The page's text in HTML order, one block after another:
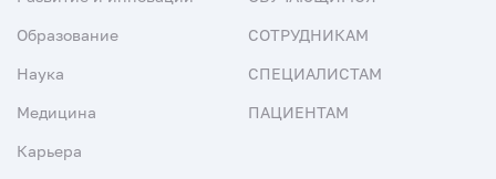
Образование
Наука
Медицина
Карьера
СОТРУДНИКАМ
СПЕЦИАЛИСТАМ
ПАЦИЕНТАМ